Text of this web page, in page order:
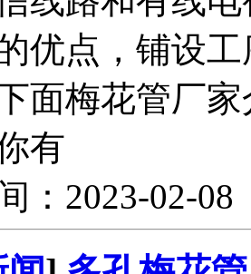
优点，铺设
面梅花管厂
有
：2023-02-